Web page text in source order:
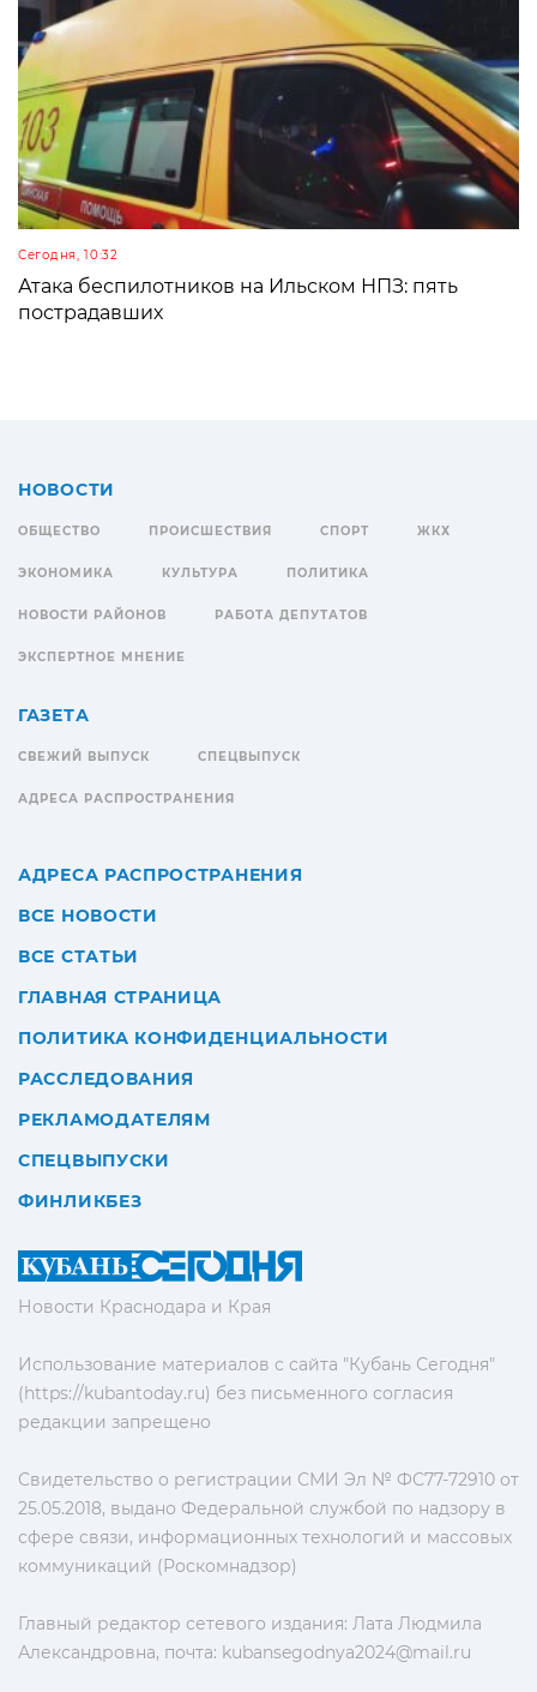
Сегодня, 10:32
Атака беспилотников на Ильском НПЗ: пять
пострадавших
Новости Краснодара и Края
Использование материалов с сайта "Кубань Сегодня"
(https://kubantoday.ru) без письменного согласия
редакции запрещено
Свидетельство о регистрации СМИ Эл № ФС77-72910 от
25.05.2018, выдано Федеральной службой по надзору в
сфере связи, информационных технологий и массовых
коммуникаций (Роскомнадзор)
Главный редактор сетевого издания: Лата Людмила
Александровна, почта: kubansegodnya2024@mail.ru
НОВОСТИ
ОБЩЕСТВО ПРОИСШЕСТВИЯ СПОРТ ЖКХ
ЭКОНОМИКА КУЛЬТУРА ПОЛИТИКА
НОВОСТИ РАЙОНОВ РАБОТА ДЕПУТАТОВ
ЭКСПЕРТНОЕ МНЕНИЕ
ГАЗЕТА
СВЕЖИЙ ВЫПУСК СПЕЦВЫПУСК
АДРЕСА РАСПРОСТРАНЕНИЯ
АДРЕСА РАСПРОСТРАНЕНИЯ
ВСЕ НОВОСТИ
ВСЕ СТАТЬИ
ГЛАВНАЯ СТРАНИЦА
ПОЛИТИКА КОНФИДЕНЦИАЛЬНОСТИ
РАССЛЕДОВАНИЯ
РЕКЛАМОДАТЕЛЯМ
СПЕЦВЫПУСКИ
ФИНЛИКБЕЗ